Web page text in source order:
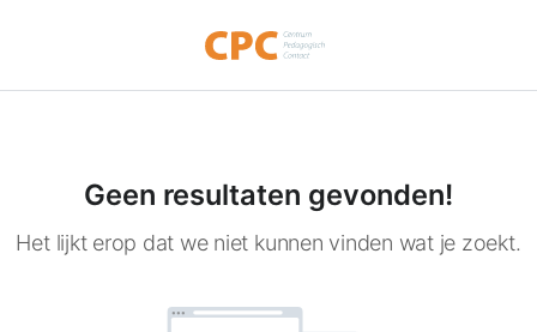
Geen resultaten gevonden!
Het lijkt erop dat we niet kunnen vinden wat je zoekt.